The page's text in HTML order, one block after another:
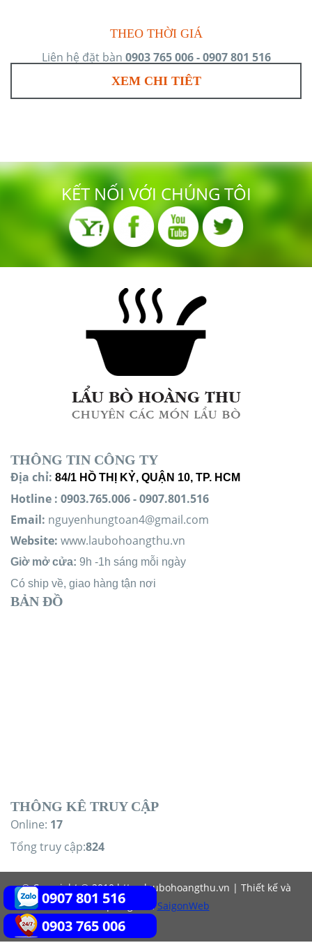
THEO THỜI GIÁ
Liên hệ đặt bàn 0903 765 006 - 0907 801 516
XEM CHI TIÊT
KẾT NỐI VỚI CHÚNG TÔI
THÔNG TIN CÔNG TY
Địa chỉ: 84/1 HỒ THỊ KỶ, QUẬN 10, TP. HCM
Hotline : 0903.765.006 -0907.801.516
Email: nguyenhungtoan4@gmail.com
Website: www.laubohoangthu.vn
Giờ mở cửa: 9h -1h sáng mỗi ngày
Có ship về, giao hàng tận nơi
BẢN ĐỒ
THÔNG KÊ TRUY CẬP
Online: 17
Tổng truy cập:824
© Copyright © 2010 https:laubohoangthu.vn | Thiết kế và
quảng cáo:SaigonWeb
0903 765 006
0907 801 516